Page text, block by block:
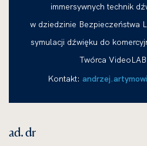
immersywnych technik
w dziedzinie Bezpieczeństwa
symulacji dźwięku do
Twórca
Kontakt:
ad. dr